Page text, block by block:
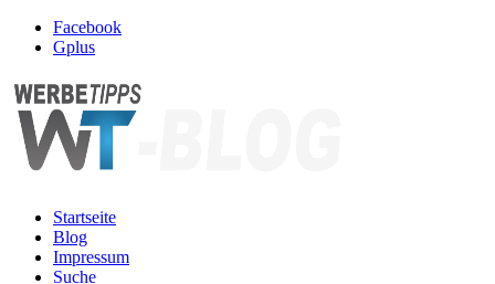
Facebook
Gplus
Startseite
Blog
Impressum
Suche